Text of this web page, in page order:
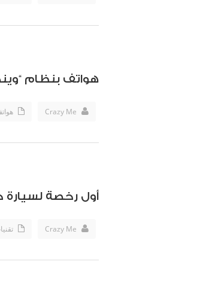
هواتف بنظام “ويندوز 8″.. خطة سامسونج
Crazy Me
أول رخصة لسيارة
Crazy Me